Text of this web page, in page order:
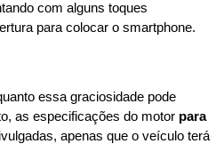
com alguns toques
para colocar o smartphone.
essa graciosidade pode
as especificações do motor para
apenas que o veículo terá